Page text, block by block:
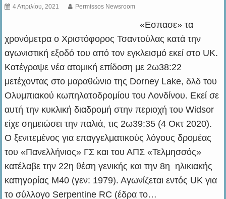
4 Απριλίου, 2021 Permissos Newsroom
«Eσπασε» τα
χρονόμετρα ο Χριστόφορος Τσαντούλας κατά την
αγωνιστική εξοδό του από τον εγκλεισμό εκεί στο UK.
Κατέγραψε νέα ατομική επίδοση με 2ω38:22
μετέχοντας στο μαραθώνιο της Dorney Lake, δλδ του
Ολυμπιακού κωπηλατοδρομίου του Λονδίνου. Εκεί σε
αυτή την κυκλική διαδρομή στην περιοχή του Widsor
είχε σημειώσει την παλιά, τις 2ω39:35 (4 Οκτ 2020).
Ο ξενιτεμένος για επαγγελματικούς λόγους δρομέας
του «Πανελλήνιος» ΓΣ και του ΑΠΣ «Τελμησσός»
κατέλαβε την 22η θέση γενικής και την 8η ηλικιακής
κατηγορίας Μ40 (γεν: 1979). Αγωνίζεται εντός UK για
το σύλλογο Serpentine RC (έδρα το…